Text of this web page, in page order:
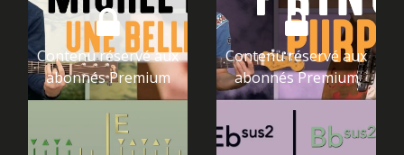
Style : U2 / Rock
U2
"Sunday Bloody Sunday" est une chanson
emblématique du groupe de rock irlandais U2, extraite
de leur troisième album studio, War, sorti le 21 mars
Contenu réservé aux
abonnés Premium
Contenu réservé aux
abonnés Premium